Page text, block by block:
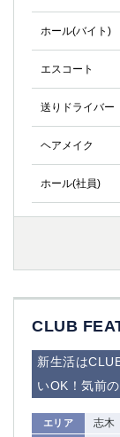
ホール(バイト)
エスコート
送りドライバー
ヘアメイク
ホール(社員)
CLUB
新生活は
いOK！気前
エリア 志木